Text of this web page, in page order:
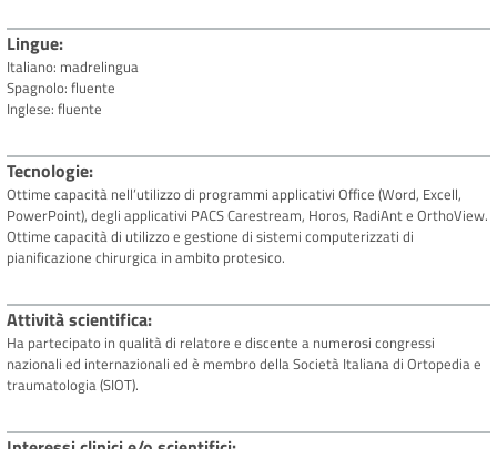
Lingue
Italiano: madrelingua
Spagnolo: fluente
Inglese: fluente
Tecnologie
Ottime capacità nell’utilizzo di programmi applicativi Office (Word, Excell,
PowerPoint), degli applicativi PACS Carestream, Horos, RadiAnt e OrthoView.
Ottime capacità di utilizzo e gestione di sistemi computerizzati di
pianificazione chirurgica in ambito protesico.
Attività scientifica
Ha partecipato in qualità di relatore e discente a numerosi congressi
nazionali ed internazionali ed è membro della Società Italiana di Ortopedia e
traumatologia (SIOT).